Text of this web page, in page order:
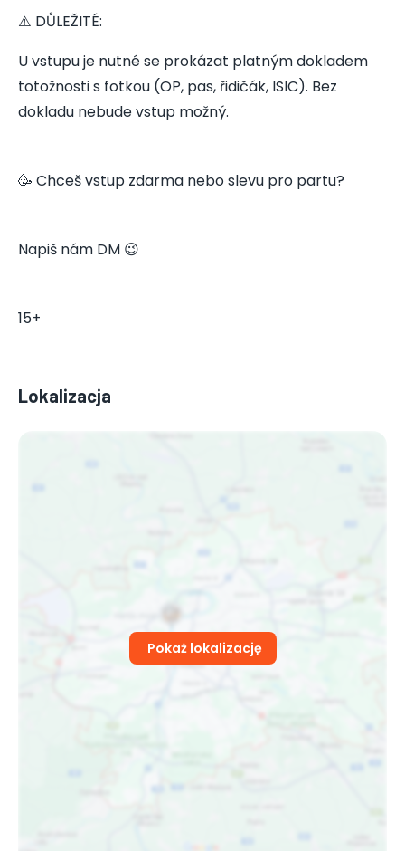
⚠️ DŮLEŽITÉ:
U vstupu je nutné se prokázat platným dokladem
totožnosti s fotkou (OP, pas, řidičák, ISIC). Bez
dokladu nebude vstup možný.
🥳 Chceš vstup zdarma nebo slevu pro partu?
Napiš nám DM 😉
15+
Lokalizacja
Pokaż lokalizację